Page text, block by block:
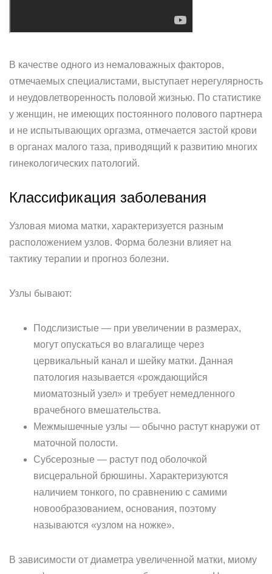
В качестве одного из немаловажных факторов,
отмечаемых специалистами, выступает нерегулярность
и неудовлетворенность половой жизнью. По статистике
у женщин, не имеющих постоянного полового партнера
и не испытывающих оргазма, отмечается застой крови
в органах малого таза, приводящий к развитию многих
гинекологических патологий.
Классификация заболевания
Узловая миома матки, характеризуется разным
расположением узлов. Форма болезни влияет на
тактику терапии и прогноз болезни.
Узлы бывают:
Подслизистые — при увеличении в размерах,
могут опускаться во влагалище через
цервикальный канал и шейку матки. Данная
патология называется «рождающийся
миоматозный узел» и требует немедленного
врачебного вмешательства.
Межмышечные узлы — обычно растут кнаружи от
маточной полости.
Субсерозные — растут под оболочкой
висцеральной брюшины. Характеризуются
наличием тонкого, по сравнению с самими
новообразованием, основания, поэтому
называются «узлом на ножке».
В зависимости от диаметра увеличенной матки, миому